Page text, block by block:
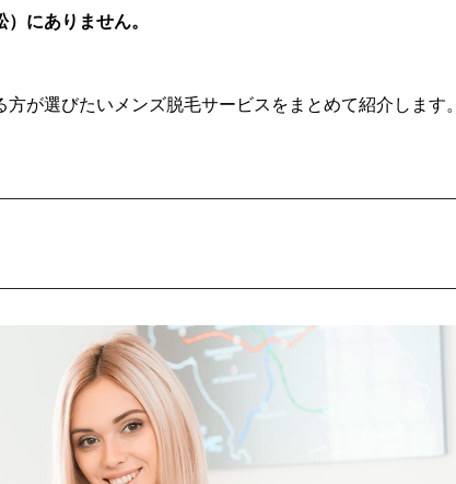
にありません。
が選びたいメンズ脱毛サービスをまとめて紹介します。